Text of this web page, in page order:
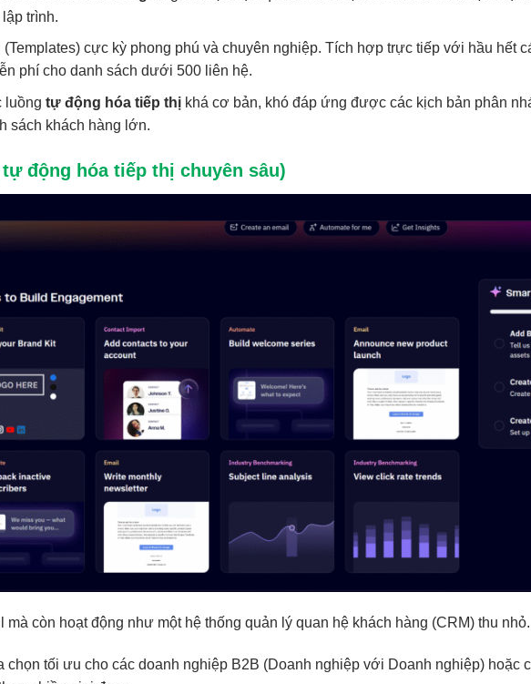
trình.
cực kỳ phong phú và chuyên nghiệp. Tích hợp trực tiếp với hầu hết
phí cho danh sách dưới 500 liên hệ.
luồng tự động hóa tiếp thịkhá cơ bản, khó đáp ứng được các kịch bản phân
sách khách hàng lớn.
động hóa tiếp thị chuyên sâu)
còn hoạt động như một hệ thống quản lý quan hệ khách hàng (CRM) thu nhỏ.
tối ưu cho các doanh nghiệp B2B (Doanh nghiệp với Doanh nghiệp) hoặc